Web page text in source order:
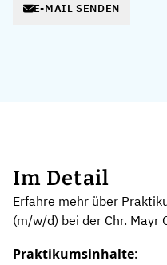
E-MAIL SENDEN
Im Detail
Erfahre mehr über
(m/w/d) bei der Chr. Mayr
Praktikumsinhalte: